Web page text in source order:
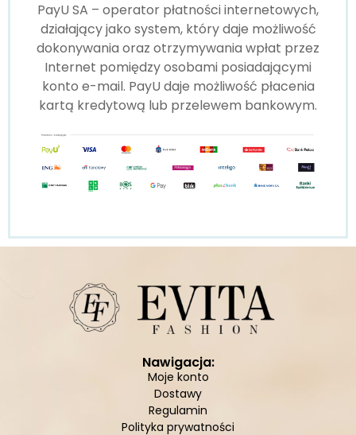
PayU SA – operator płatności internetowych,
działający jako system, który daje możliwość
dokonywania oraz otrzymywania wpłat przez
Internet pomiędzy osobami posiadającymi
konto e-mail. PayU daje możliwość płacenia
kartą kredytową lub przelewem bankowym.
Nawigacja:
Moje konto
Dostawy
Regulamin
Polityka prywatności